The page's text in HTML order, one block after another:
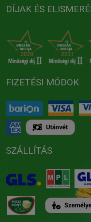
DÍJAK ÉS
FIZETÉSI MÓDOK
SZÁLLÍTÁS